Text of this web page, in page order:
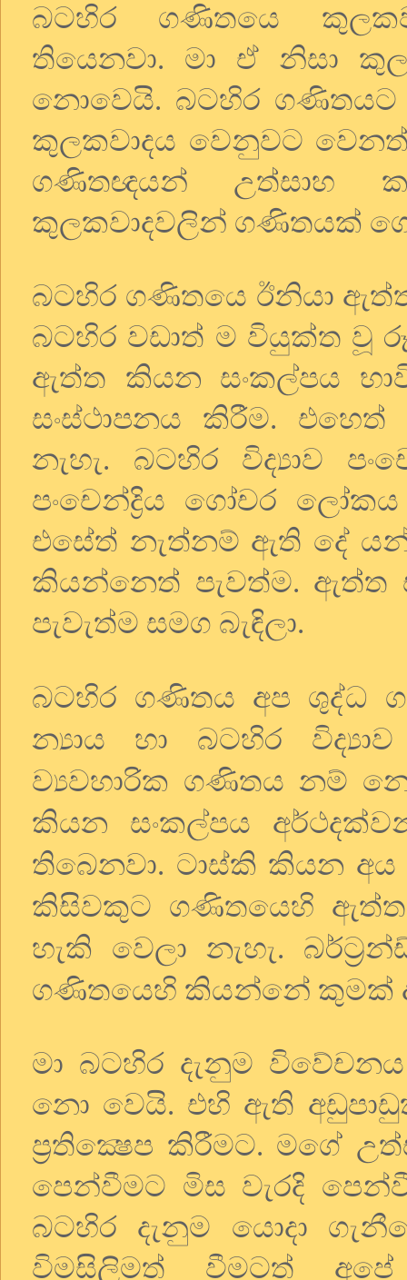
බටහිර ගණිතයෙ
තියෙනවා. මා ඒ නිසා
නොවෙයි. බටහිර ගණිතයට
කුලකවාදය වෙනුවට
ගණිතඥයන් උත්සාහ
කුලකවාදවලින් ගණිතයක්
බටහිර ගණිතයෙ ඊනියා
බටහිර වඩාත් ම වියුක්ත වූ
ඇත්ත කියන සංකල්පය
සංස්ථාපනය කිරීම.
නැහැ. බටහිර විද්‍යාව
පංචෙන්ද්‍රිය ගෝචර ලෝකය
එසේත් නැත්නම් ඇති දේ
කියන්නෙත් පැවත්ම. ඇත්ත
පැවැත්ම සමග බැඳිලා.
බටහිර ගණිතය අප ශුද්ධ
න්‍යාය හා බටහිර
ව්‍යවහාරික ගණිතය නම්
කියන සංකල්පය
තිබෙනවා. ටාස්කි කියන
කිසිවකුට ගණිතයෙහි
හැකි වෙලා නැහැ.
ගණිතයෙහි කියන්නේ කුමක්
මා බටහිර දැනුම
නො වෙයි. එහි ඇති
ප්‍රතික්‍ෂෙප කිරීමට. මගේ
පෙන්වීමට මිස වැරදි
බටහිර දැනුම යොදා
විමසිලිමත් වීමටත්